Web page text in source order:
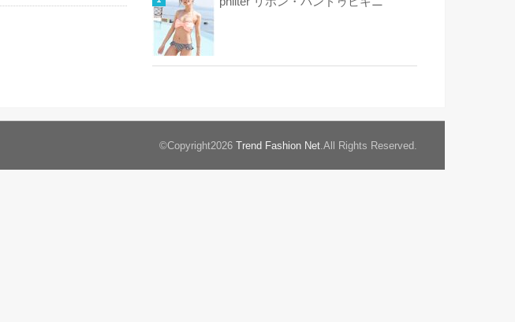
©Copyright2026 Trend Fashion Net .All Rights Reserved.